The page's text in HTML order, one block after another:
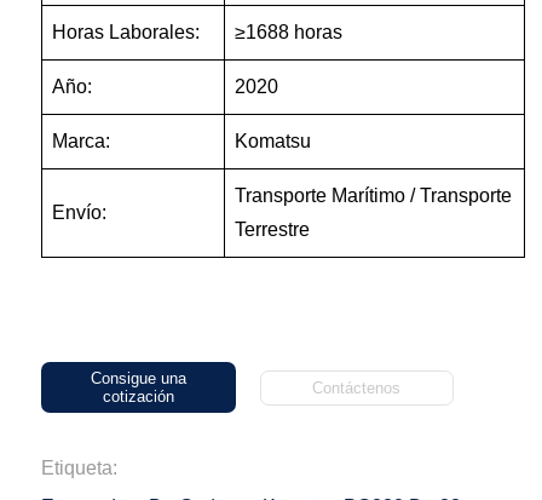
Horas Laborales: ≥1688 horas
Año: 2020
Marca: Komatsu
Envío:
Transporte Marítimo / Transporte
Terrestre
Consigue una
cotización
Contáctenos
Etiqueta: